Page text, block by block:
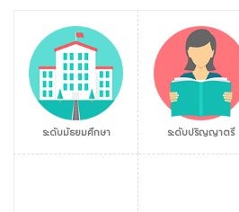
ระดับมัธยมศึกษา ระดับปริญญาตรี